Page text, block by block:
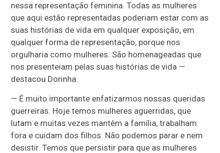
nessa representação feminina. Todas as mulheres
que aqui estão representadas poderiam estar com as
suas histórias de vida em qualquer exposição, em
qualquer forma de representação, porque nos
orgulharia como mulheres. São homenageadas que
nos presenteiam pelas suas histórias de vida —
destacou Dorinha.
— É muito importante enfatizarmos nossas queridas
guerreiras. Hoje temos mulheres aguerridas, que
lutam e muitas vezes mantêm a família, trabalham
fora e cuidam dos filhos. Não podemos parar e nem
desistir. Temos que persistir para que as mulheres